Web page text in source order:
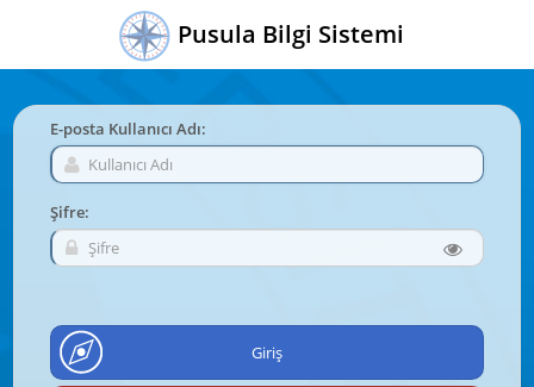
Pusula Bilgi Sistemi
E-posta Kullanıcı Adı:
Şifre: